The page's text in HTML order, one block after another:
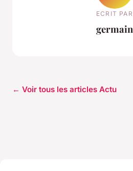
ECRIT PAR
germain
← Voir tous les articles Actu